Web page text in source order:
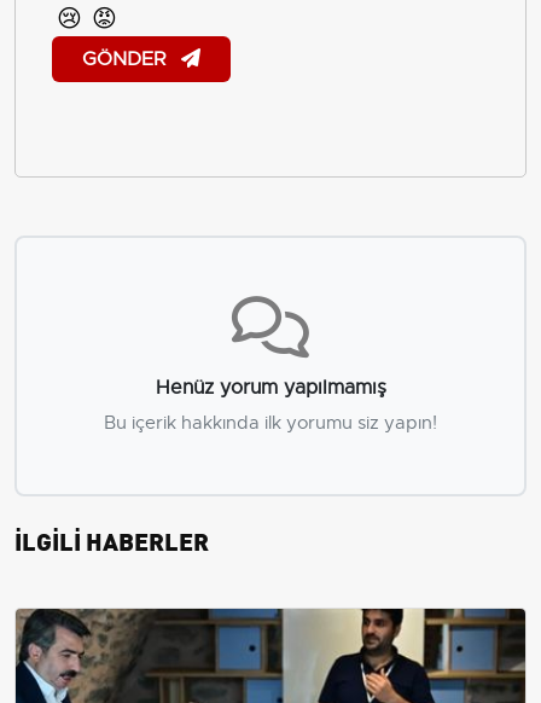
😢 😡
GÖNDER
Henüz yorum yapılmamış
Bu içerik hakkında ilk yorumu siz yapın!
İLGİLİ HABERLER